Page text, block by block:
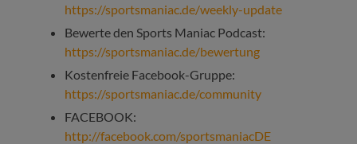
https://sportsmaniac.de/weekly-update
Bewerte den Sports Maniac Podcast:
https://sportsmaniac.de/bewertung
Kostenfreie Facebook-Gruppe:
https://sportsmaniac.de/community
FACEBOOK:
http://facebook.com/sportsmaniacDE